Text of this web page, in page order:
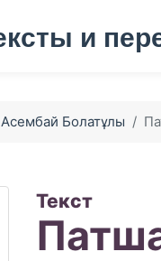
Асембай Болатұлы
Текст